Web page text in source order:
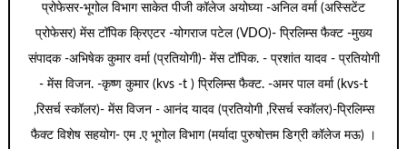
प्रोफेसर-भूगोल विभाग साकेत पीजी कॉलेज अयोघ्या -अनिल वर्मा (अस्सिटेंट
प्रोफेसर) मेंस टॉपिक क्रिएटर -योगराज पटेल (VDO)- प्रिलिम्स फैक्ट -मुख्य
संपादक -अभिषेक कुमार वर्मा (प्रतियोगी)- मेंस टॉपिक. - प्रशांत यादव - प्रतियोगी
- मेंस विजन. -कृष्ण कुमार (kvs -t ) प्रिलिम्स फैक्ट. -अमर पाल वर्मा (kvs-t
,रिसर्च स्कॉलर)- मेंस विजन - आनंद यादव (प्रतियोगी ,रिसर्च स्कॉलर)-प्रिलिम्स
फैक्ट विशेष सहयोग- एम .ए भूगोल विभाग (मर्यादा पुरुषोत्तम डिग्री कॉलेज मऊ) ।